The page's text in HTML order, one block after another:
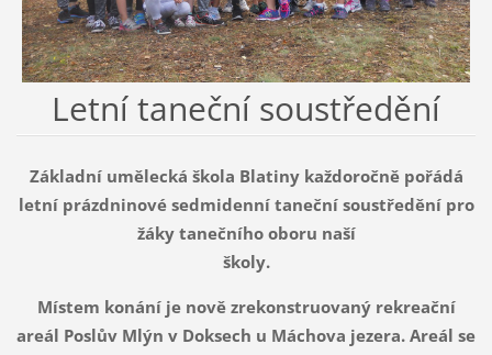
Letní taneční soustředění
Základní umělecká škola Blatiny každoročně pořádá
letní prázdninové sedmidenní taneční soustředění pro
žáky tanečního oboru naší
školy.
Místem konání je nově zrekonstruovaný rekreační
areál Poslův Mlýn v Doksech u Máchova jezera. Areál se